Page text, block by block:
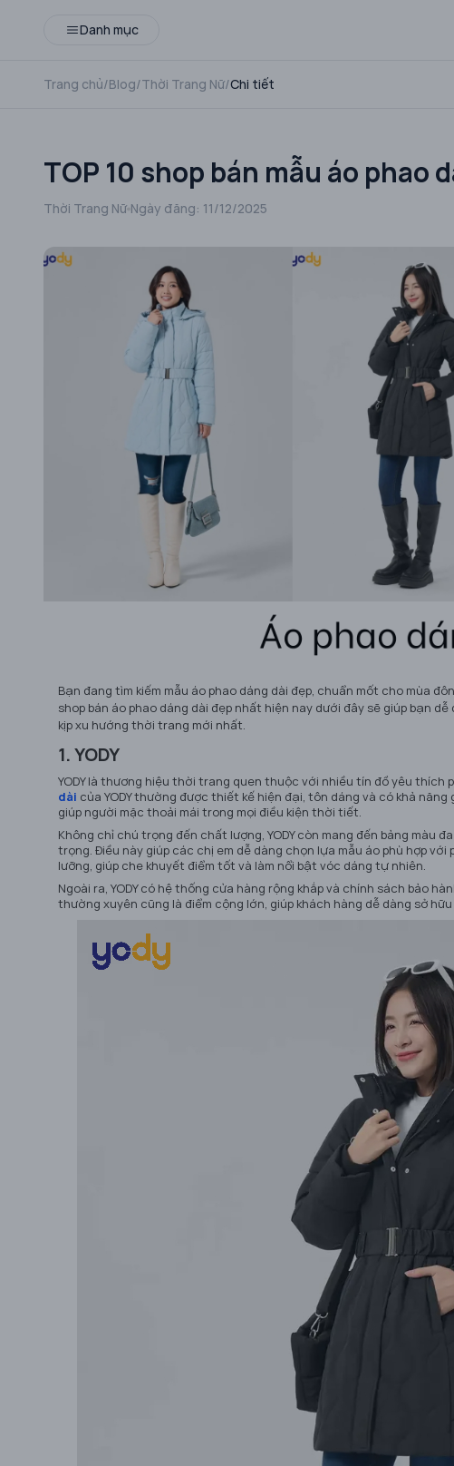
Danh mục
Trang chủ/Blog/Thời Trang Nữ/Chi tiết
TOP 10 shop bán mẫu áo phao
Thời Trang Nữ Ngày đăng: 11/12/2025
Bạn đang tìm kiếm mẫu áo phao dáng dài đẹp, chuẩn mốt cho mùa
shop bán áo phao dáng dài đẹp nhất hiện nay dưới đây sẽ giúp bạn
kịp xu hướng thời trang mới nhất.
1. YODY
YODY là thương hiệu thời trang quen thuộc với nhiều tín đồ yêu thích
dài của YODY thường được thiết kế hiện đại, tôn dáng và có khả
giúp người mặc thoải mái trong mọi điều kiện thời tiết.
Không chỉ chú trọng đến chất lượng, YODY còn mang đến bảng màu
trọng. Điều này giúp các chị em dễ dàng chọn lựa mẫu áo phù hợp
lưỡng, giúp che khuyết điểm tốt và làm nổi bật vóc dáng tự nhiên.
Ngoài ra, YODY có hệ thống cửa hàng rộng khắp và chính sách bảo
thường xuyên cũng là điểm cộng lớn, giúp khách hàng dễ dàng sở hữu